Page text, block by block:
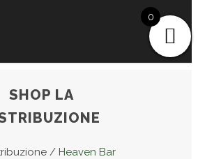
SHOP LA
/ Heaven Bar
0